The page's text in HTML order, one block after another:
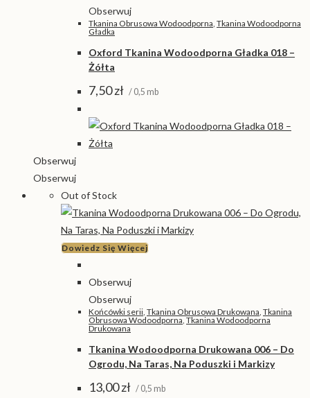
Obserwuj
Tkanina Obrusowa Wodoodporna Tkanina Wodoodporna
Gładka
Oxford Tkanina Wodoodporna Gładka 018 –
Żółta
7,50zł / 0,5 mb
Obserwuj
Obserwuj
Out of Stock
Dowiedz Się Więcej
Obserwuj
Obserwuj
Końcówki serii Tkanina Obrusowa Drukowana Tkanina
Obrusowa Wodoodporna Tkanina Wodoodporna
Drukowana
Tkanina Wodoodporna Drukowana 006 – Do
Ogrodu, Na Taras, Na Poduszki i Markizy
13,00zł / 0,5 mb